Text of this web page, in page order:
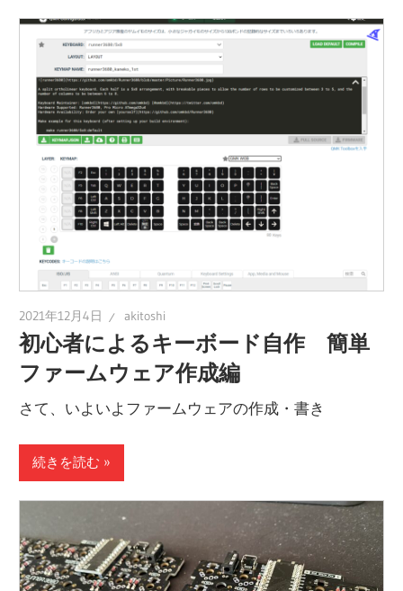
2021年12月4日 akitoshi
初心者によるキーボード自作 簡単
ファームウェア作成編
さて、いよいよファームウェアの作成・書き
続きを読む